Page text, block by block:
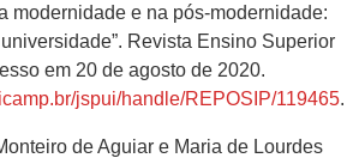
modernidade e na pós-modernidade:
Revista Ensino Superior
em 20 de agosto de 2020.
jspui/handle/REPOSIP/119465.
de Aguiar e Maria de Lourdes